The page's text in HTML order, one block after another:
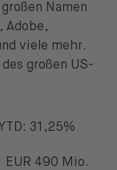
Namen
Adobe,
viele mehr.
großen US-
31,25%
EUR 490 Mio.